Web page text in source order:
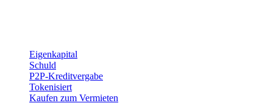
Eigenkapital
Schuld
P2P-Kreditvergabe
Tokenisiert
Kaufen zum Vermieten